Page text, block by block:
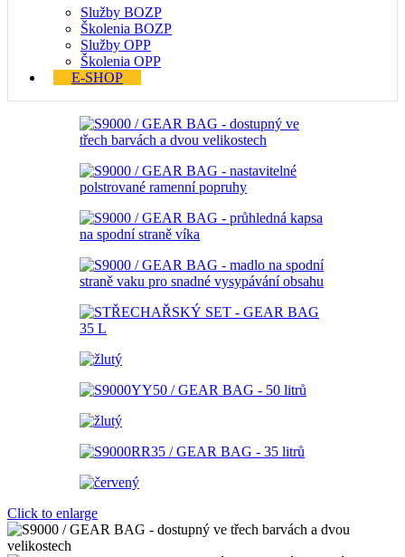
Služby BOZP
Školenia BOZP
Služby OPP
Školenia OPP
E-SHOP
Click to enlarge